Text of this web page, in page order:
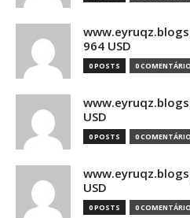
964 USD
0 POSTS 0
USD
0 POSTS 0
USD
0 POSTS 0